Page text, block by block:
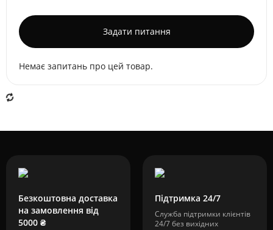
Задати питання
Немає запитань про цей товар.
Безкоштовна доставка
на замовлення від
5000 ₴
Підтримка 24/7
Служба підтримки клієнтів
24/7 без вихідних